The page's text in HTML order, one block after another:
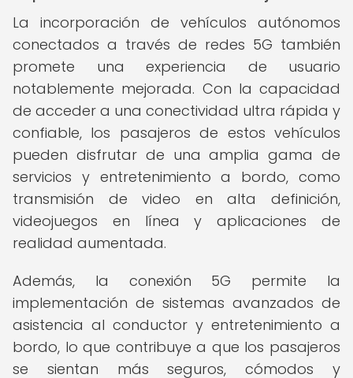
La incorporación de vehículos autónomos
conectados a través de redes 5G también
promete una experiencia de usuario
notablemente mejorada. Con la capacidad
de acceder a una conectividad ultra rápida y
confiable, los pasajeros de estos vehículos
pueden disfrutar de una amplia gama de
servicios y entretenimiento a bordo, como
transmisión de video en alta definición,
videojuegos en línea y aplicaciones de
realidad aumentada.
Además, la conexión 5G permite la
implementación de sistemas avanzados de
asistencia al conductor y entretenimiento a
bordo, lo que contribuye a que los pasajeros
se sientan más seguros, cómodos y